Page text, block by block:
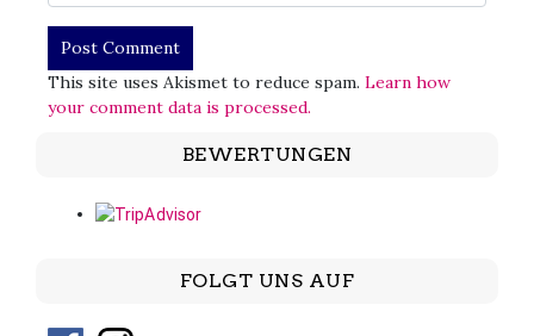
This site uses Akismet to reduce spam. Learn how
your comment data is processed.
BEWERTUNGEN
FOLGT UNS AUF